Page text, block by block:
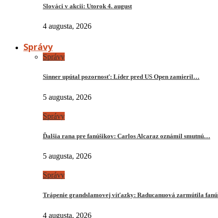
Slováci v akcii: Utorok 4. august
4 augusta, 2026
Správy
Správy
Sinner upútal pozornosť: Líder pred US Open zamieril…
5 augusta, 2026
Správy
Ďalšia rana pre fanúšikov: Carlos Alcaraz oznámil smutnú…
5 augusta, 2026
Správy
Trápenie grandslamovej víťazky: Raducanuová zarmútila
4 augusta, 2026